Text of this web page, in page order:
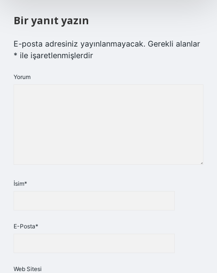
Bir yanıt yazın
E-posta adresiniz yayınlanmayacak. Gerekli alanlar
* ile işaretlenmişlerdir
Yorum
İsim*
E-Posta*
Web Sitesi